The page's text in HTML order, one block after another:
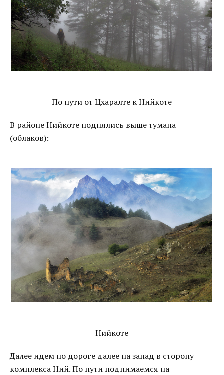
По пути от Цхаралте к Нийкоте
В районе Нийкоте поднялись выше тумана
(облаков):
Нийкоте
Далее идем по дороге далее на запад в сторону
комплекса Ний. По пути поднимаемся на